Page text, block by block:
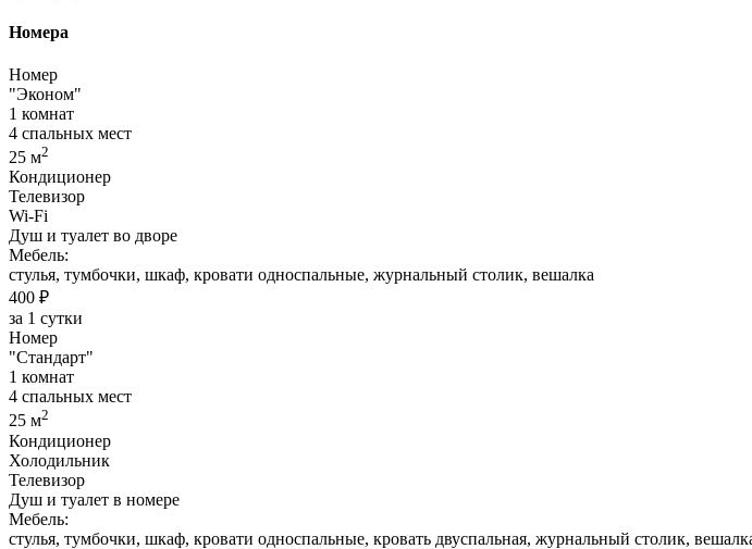
Номера
Номер
"Эконом"
1 комнат
4 спальных мест
25 м2
Кондиционер
Телевизор
Wi-Fi
Душ и туалет во дворе
Мебель:
стулья, тумбочки, шкаф, кровати односпальные, журнальный столик, вешалка
400 ₽
за 1 сутки
Номер
"Стандарт"
1 комнат
4 спальных мест
25 м2
Кондиционер
Холодильник
Телевизор
Душ и туалет в номере
Мебель:
стулья, тумбочки, шкаф, кровати односпальные, кровать двуспальная, журнальный столик,